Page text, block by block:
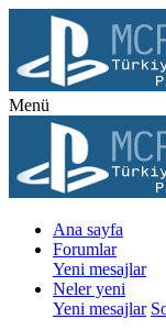
Menü
Ana sayfa
Forumlar
Yeni mesajlar
Neler yeni
Yeni mesajlar